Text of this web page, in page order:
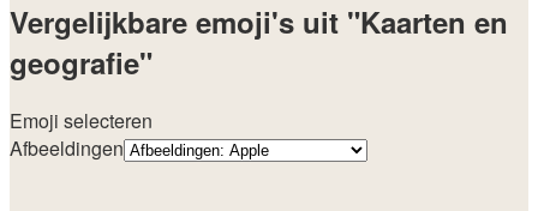
Vergelijkbare emoji's uit "Kaarten en
geografie"
Emoji selecteren
Afbeeldingen